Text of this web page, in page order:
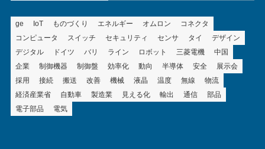
ge IoT ものづくり エネルギー オムロン
コネクタ
コンピュータ
スイッチ セキュリティ センサ タイ
デザイン
デジタル
ドイツ バリ ライン ロボット 三菱電機
中国
企業
制御機器 制御盤 効率化 動向 半導体 安全
展示会
採用
接続 搬送 改善 機械 液晶 温度 無線
物流
経済産業省
自動車 製造業 見える化 輸出 通信
部品
電子部品
電気